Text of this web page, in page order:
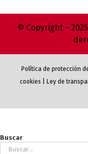
© Copyright –
Política de protección
cookies
Ley de
Buscar
Buscar: